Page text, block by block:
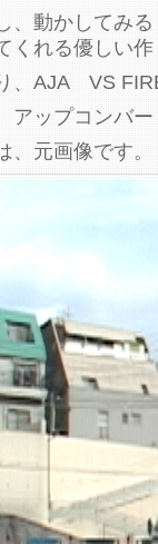
、動かしてみ
くれる優しい
、AJA VS
アップコンバ
、元画像です。